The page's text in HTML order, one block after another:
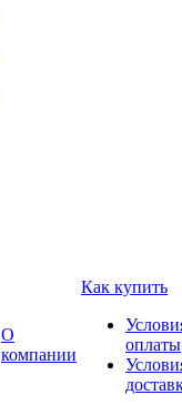
О
компании
Как купить
оплаты